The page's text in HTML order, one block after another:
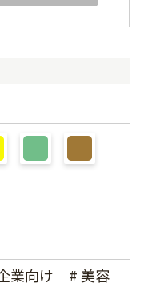
業向け
# 美容